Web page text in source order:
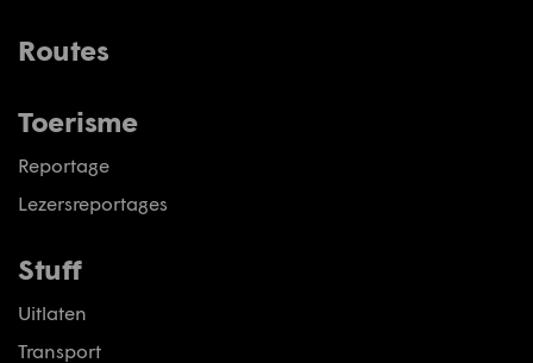
Routes
Toerisme
Reportage
Lezersreportages
Stuff
Uitlaten
Transport